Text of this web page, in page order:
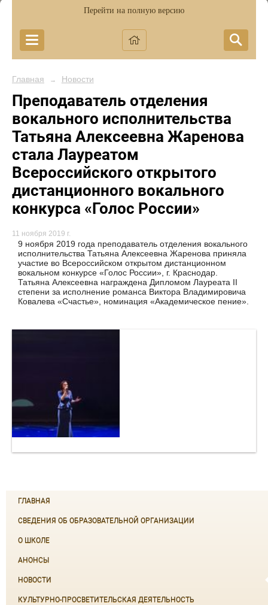
Перейти на полную версию
Главная → Новости
Преподаватель отделения
вокального исполнительства
Татьяна Алексеевна Жаренова
стала Лауреатом
Всероссийского открытого
дистанционного вокального
конкурса «Голос России»
11 ноября 2019 г.
9 ноября 2019 года преподаватель отделения вокального
исполнительства Татьяна Алексеевна Жаренова приняла
участие во Всероссийском открытом дистанционном
вокальном конкурсе «Голос России», г. Краснодар.
Татьяна Алексеевна награждена Дипломом Лауреата II
степени за исполнение романса Виктора Владимировича
Ковалева «Счастье», номинация «Академическое пение».
ГЛАВНАЯ
СВЕДЕНИЯ ОБ ОБРАЗОВАТЕЛЬНОЙ ОРГАНИЗАЦИИ
О ШКОЛЕ
АНОНСЫ
НОВОСТИ
КУЛЬТУРНО-ПРОСВЕТИТЕЛЬСКАЯ ДЕЯТЕЛЬНОСТЬ